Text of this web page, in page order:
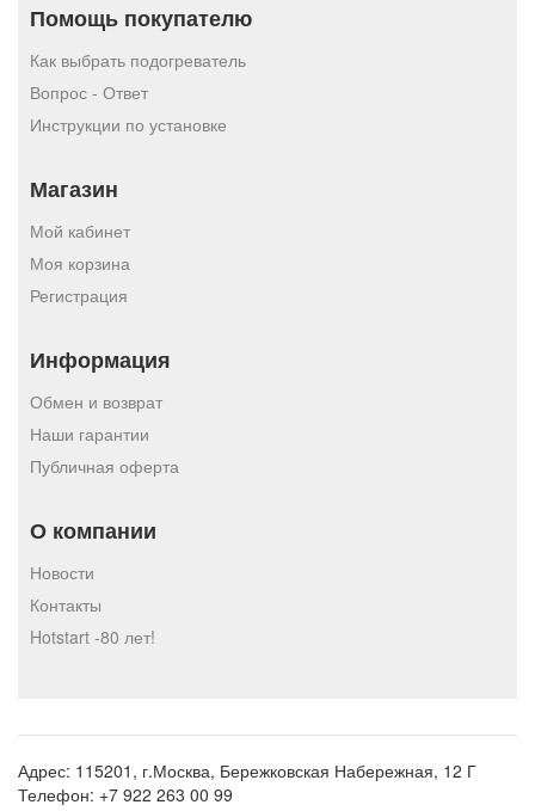
Помощь покупателю
Как выбрать подогреватель
Вопрос - Ответ
Инструкции по установке
Магазин
Мой кабинет
Моя корзина
Регистрация
Информация
Обмен и возврат
Наши гарантии
Публичная оферта
О компании
Новости
Контакты
Hotstart -80 лет!
Адрес: 115201, г.Москва, Бережковская Набережная, 12 Г
Телефон: +7 922 263 00 99